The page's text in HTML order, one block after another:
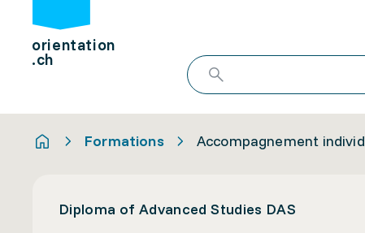
orientation
.ch
Formations Accompagnement
Diploma of Advanced Studies DAS